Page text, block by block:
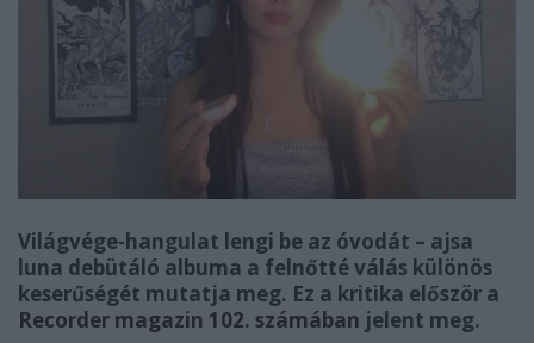
Világvége-hangulat lengi be az óvodát – ajsa
luna debütáló albuma a felnőtté válás különös
keserűségét mutatja meg. Ez a kritika először a
Recorder magazin 102. számában jelent meg.